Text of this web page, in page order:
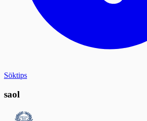
Söktips
saol